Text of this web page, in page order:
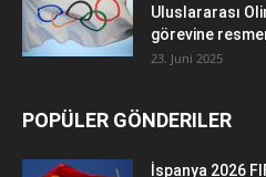
Uluslararası
görevine
23. Juni 2025
POPÜLER GÖNDERILER
İspanya 2026